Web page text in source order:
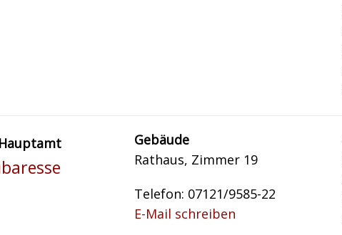
Gebäude
Rathaus, Zimmer 19
Telefon: 07121/9585-22
E-Mail schreiben